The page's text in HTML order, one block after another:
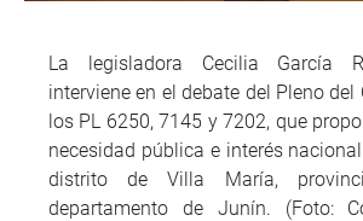
La legisladora Cecilia García
interviene en el debate del Pleno del
los PL 6250, 7145 y 7202, que
necesidad pública e interés
distrito de Villa María,
departamento de Junín. (Foto: